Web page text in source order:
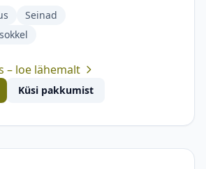
Seinad
– loe lähemalt
Küsi pakkumist